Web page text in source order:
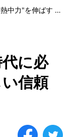
中力"を伸ばす 子
に必
信頼